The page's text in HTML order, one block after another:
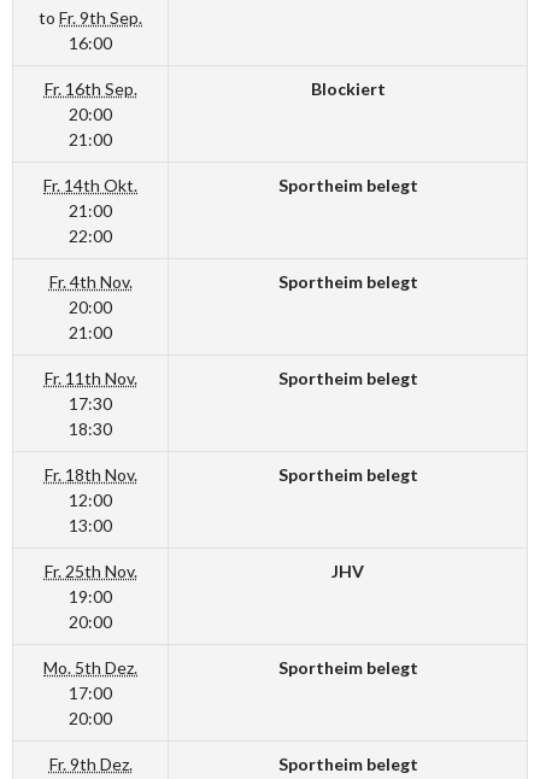
to Fr. 9th Sep.
16:00
Fr. 16th Sep.
20:00
21:00
Blockiert
Fr. 14th Okt.
21:00
22:00
Sportheim belegt
Fr. 4th Nov.
20:00
21:00
Sportheim belegt
Fr. 11th Nov.
17:30
18:30
Sportheim belegt
Fr. 18th Nov.
12:00
13:00
Sportheim belegt
Fr. 25th Nov.
19:00
20:00
JHV
Mo. 5th Dez.
17:00
20:00
Sportheim belegt
Fr. 9th Dez. Sportheim belegt